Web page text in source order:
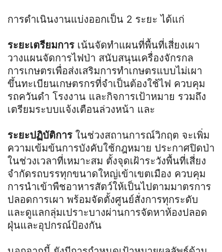
การดำเนินงานแบ่งออกเป็น 2 ระยะ ได้แก่
ระยะเตรียมการ เน้นจัดทำแผนที่พื้นที่เสี่ยงเผา
วางแผนจัดการไฟป่า สนับสนุนเครื่องจักรกล
การเกษตรเพื่อส่งเสริมการทำเกษตรแบบไม่เผา
ขึ้นทะเบียนเกษตรกรที่จำเป็นต้องใช้ไฟ ควบคุม
รถควันดำ โรงงาน และกิจการเป้าหมาย รวมถึง
เตรียมระบบแจ้งเตือนล่วงหน้า และ
ระยะปฏิบัติการ ในช่วงสถานการณ์วิกฤต จะเพิ่ม
ความเข้มข้นการบังคับใช้กฎหมาย ประกาศปิดป่า
ในช่วงเวลาที่เหมาะสม ตั้งจุดเฝ้าระวังพื้นที่เสี่ยง
จำกัดรถบรรทุกขนาดใหญ่เข้าเขตเมือง ควบคุม
การนำเข้าพืชอาหารสัตว์ให้เป็นไปตามมาตรการ
ปลอดการเผา พร้อมจัดตั้งศูนย์สั่งการทุกระดับ
และดูแลกลุ่มเปราะบางผ่านการจัดหาห้องปลอด
ฝุ่นและอุปกรณ์ป้องกัน